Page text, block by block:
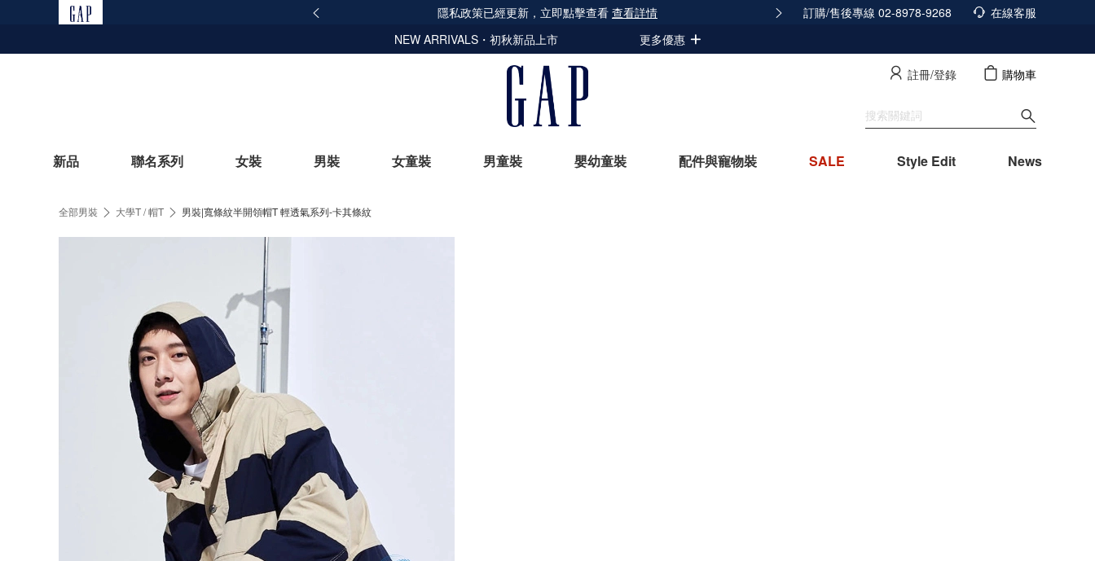
165反詐騙安全宣導 隱私政策已經更新，立即點擊查看 查看詳情 積分發放調整公告查看詳情
訂購/售後專線 02-8978-9268
在線客服
NEW ARRIVALS・初秋新品上市
更多優惠
立即選購
註冊/登錄 購物車
新品 聯名系列 女裝 男裝 女童裝 男童裝 嬰幼童裝 配件與寵物裝 SALE Style Edit News
全部男裝 大學T / 帽T 男裝|寬條紋半開領帽T 輕透氣系列-卡其條紋